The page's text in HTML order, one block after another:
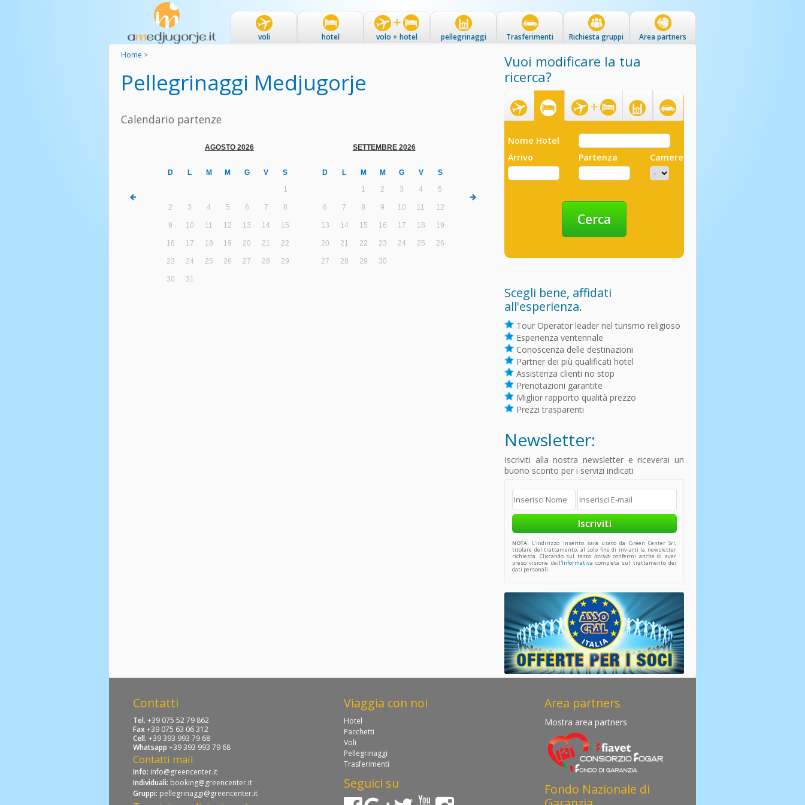
voli hotel volo + hotel pellegrinaggi Trasferimenti Richiesta gruppi
Area partners
Home >
Pellegrinaggi Medjugorje
Calendario partenze
Vuoi modificare la tua
ricerca?
Voli Hotel Pacchetti PellegrinaggiTrasferimenti
Nome Hotel
Arrivo
Partenza Camere
Scegli bene, affidati
all'esperienza.
Tour Operator leader nel turismo religioso
Esperienza ventennale
Conoscenza delle destinazioni
Partner dei più qualificati hotel
Assistenza clienti no stop
Prenotazioni garantite
Miglior rapporto qualità prezzo
Prezzi trasparenti
Newsletter:
Iscriviti alla nostra newsletter e riceverai un
buono sconto per i servizi indicati
NOTA: L'indirizzo inserito sarà usato da Green Center Srl,
titolare del trattamento, al solo fine di inviarti la newsletter
richiesta. Cliccando sul tasto Iscriviticonfermi anche di aver
preso visione dell'Informativa completa sul trattamento dei
dati personali.
Contatti
Tel. +39 075 52 79 862
Fax +39 075 63 06 312
Cell. +39 393 993 79 68
Whatsapp +39 393 993 79 68
Contatti mail
Info: info@greencenter.it
Individuali: booking@greencenter.it
Gruppi: pellegrinaggi@greencenter.it
Viaggia con noi
Hotel
Pacchetti
Voli
Pellegrinaggi
Trasferimenti
Seguici su
Area partners
Mostra area partners
Fondo Nazionale di